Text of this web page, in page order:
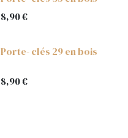
8,90€
Porte- clés 29 en bois
8,90€